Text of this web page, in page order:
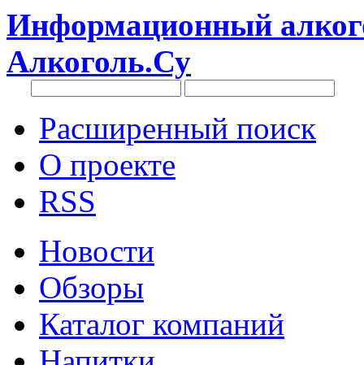
Информационный
Алкоголь.Су
Расширенный поиск
О проекте
RSS
Новости
Обзоры
Каталог компаний